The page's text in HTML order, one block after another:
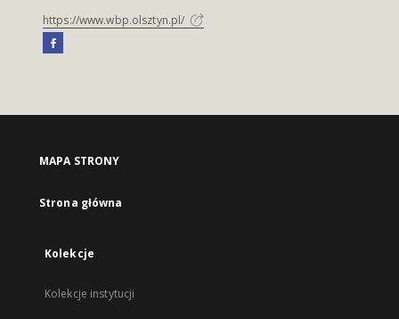
https://www.wbp.olsztyn.pl/
MAPA STRONY
Strona główna
Kolekcje
Kolekcje instytucji